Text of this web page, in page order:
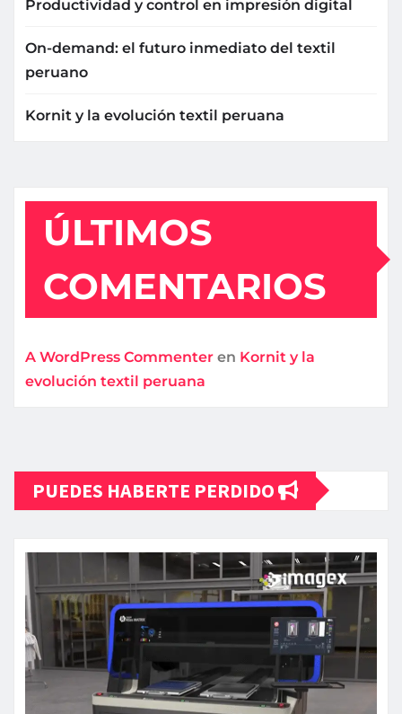
Productividad y control en impresión digital
On-demand: el futuro inmediato del textil
peruano
Kornit y la evolución textil peruana
ÚLTIMOS
COMENTARIOS
A WordPress Commenter en Kornit y la
evolución textil peruana
PUEDES HABERTE PERDIDO